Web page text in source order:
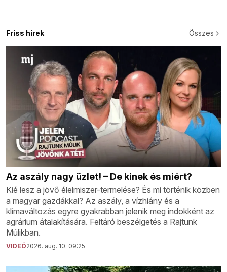
Friss hírek Összes
Az aszály nagy üzlet! – De kinek és miért?
Kié lesz a jövő élelmiszer-termelése? És mi történik közben
a magyar gazdákkal? Az aszály, a vízhiány és a
klímaváltozás egyre gyakrabban jelenik meg indokként az
agrárium átalakítására. Feltáró beszélgetés a Rajtunk
Múlikban.
VIDEÓ2026. aug. 10. 09:25